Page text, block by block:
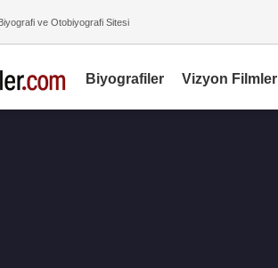
ve Otobiyografi Sitesi
Biyografiler Vizyon Filmler